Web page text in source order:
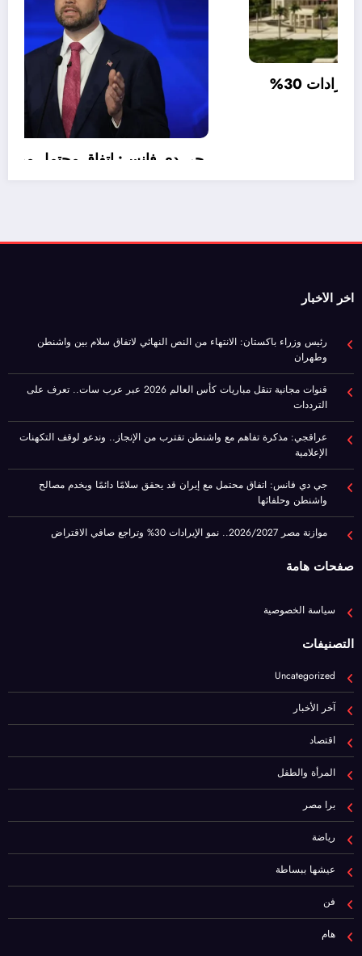
موازنة مصر 2026/2027.. نمو الإيرادات 30%
وتراجع صافي الاقتراض
الترددات
عراقجي: مذكرة تفاهم مع واشنطن تقترب من الإنجاز.. وندعو لوقف التكهنات
الإعلامية
جي دي فانس: اتفاق محتمل مع إيران قد يحقق سلامًا دائمًا ويخدم مصالح
واشنطن وحلفائها
موازنة مصر 2026/2027.. نمو الإيرادات 30% وتراجع صافي الاقتراض
صفحات هامة
التصنيفات
Uncategorized
آخر الأخبار
اقتصاد
المرأة والطفل
برا مصر
رياضة
عيشها ببساطة
فن
هام